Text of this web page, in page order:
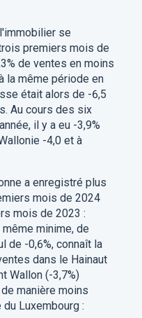
se
premiers mois de
de ventes en moins
la même période en
était alors de -6,5
Au cours des six
il y a eu -3,9%
-4,0 et à
a enregistré plus
mois de 2024
mois de 2023 :
minime, de
de -0,6%, connaît la
dans le Hainaut
Wallon (-3,7%)
manière moins
Luxembourg :